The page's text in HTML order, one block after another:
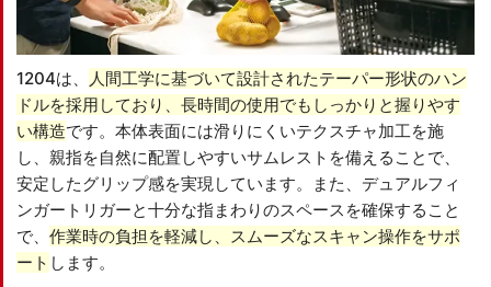
1204は、
人間工学に基づいて設計されたテーパー形状のハン
ドルを採用しており、長時間の使用でもしっかりと握りやす
い構造です。本体表面には滑りにくいテクスチャ加工を施
し、親指を自然に配置しやすいサムレストを備えることで、
安定したグリップ感を実現しています。また、デュアルフィ
ンガートリガーと十分な指まわりのスペースを確保すること
で、 作業時の負担を軽減し、スムーズなスキャン操作をサポ
ート します。